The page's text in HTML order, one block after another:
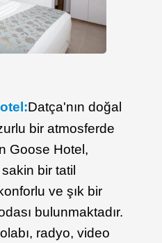
Datça'nın doğal
bir atmosferde
Goose Hotel,
bir tatil
ve şık bir
bulunmaktadır.
radyo, video